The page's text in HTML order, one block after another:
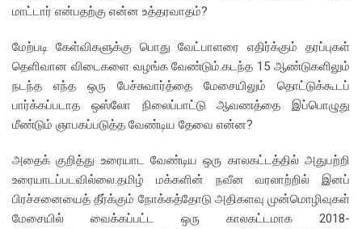
மாட்டார் என்பதற்கு என்ன உத்தரவாதம்?
மேற்படி கேள்விகளுக்கு பொது வேட்பாளரை எதிர்க்கும் தரப்புகள்
தெளிவான விடைகளை வழங்க வேண்டும்.கடந்த 15 ஆண்டுகளிலும்
நடந்த எந்த ஒரு பேச்சுவார்த்தை மேசையிலும் தொட்டுக்கூடப்
பார்க்கப்படாத ஒஸ்லோ நிலைப்பாட்டு ஆவணத்தை இப்பொழுது
மீண்டும் ஞாபகப்படுத்த வேண்டிய தேவை என்ன?
அதைக் குறித்து உரையாட வேண்டிய ஒரு காலகட்டத்தில் அதுபற்றி
உரையாடப்படவில்லை.தமிழ் மக்களின் நவீன வரலாற்றில் இனப்
பிரச்சனையைத் தீர்க்கும் நோக்கத்தோடு அதிகளவு முன்மொழிவுகள்
மேசையில் வைக்கப்பட்ட ஒரு காலகட்டமாக 2018-